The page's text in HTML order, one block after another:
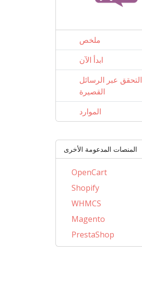
ملخص
ابدأ الآن
التحقق عبر الرسائل
القصيرة
الموارد
المنصات المدعومة الأخرى
OpenCart
Shopify
WHMCS
Magento
PrestaShop
BigCommerce